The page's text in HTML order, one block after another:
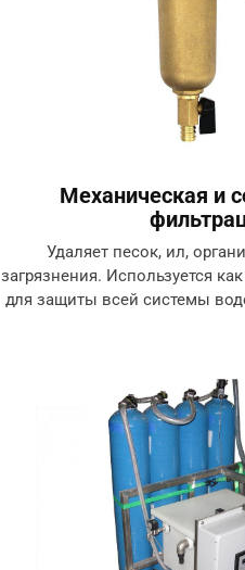
Механическая и
Удаляет песок, ил,
загрязнения. Используется
для защиты всей системы